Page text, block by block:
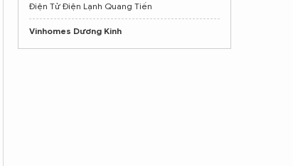
Điện Tử Điện Lạnh Quang Tiến
Vinhomes Dương Kinh